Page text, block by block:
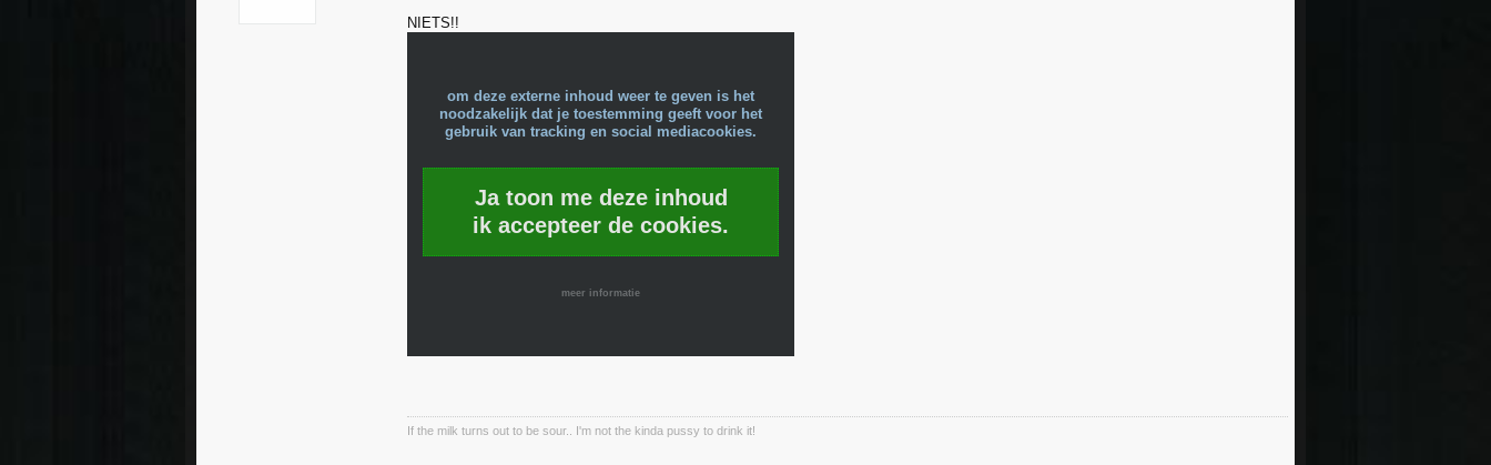
NIETS!!
om deze externe inhoud weer te geven is het
noodzakelijk dat je toestemming geeft voor het
gebruik van tracking en social mediacookies.
Ja toon me deze inhoud
ik accepteer de cookies.
meer informatie
If the milk turns out to be sour.. I'm not the kinda pussy to drink it!